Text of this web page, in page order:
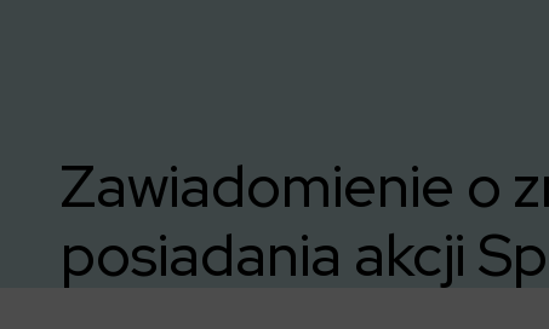
Zawiadomienie o
posiadania akcji